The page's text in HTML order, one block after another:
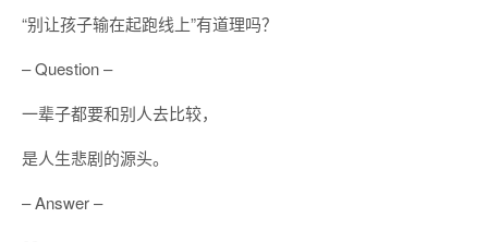
“别让孩子输在起跑线上”有道理吗？
– Question –
一辈子都要和别人去比较，
是人生悲剧的源头。
– Answer –